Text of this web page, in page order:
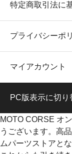
特定商取引法に
プライバシーポ
マイアカウント
PC版表示に切り
MOTO CORSE オ
うございます。高
ムパーツストアと